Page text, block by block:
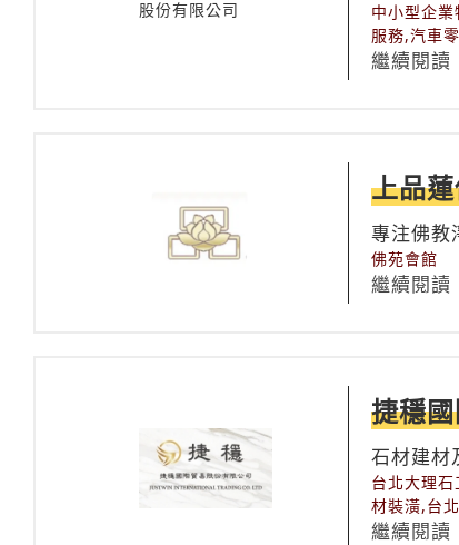
中小型企
服務,汽車
繼續閱讀
上品
專注佛教
佛苑會館
繼續閱讀
捷穩
石材建材
台北大理
材裝潢,台
繼續閱讀